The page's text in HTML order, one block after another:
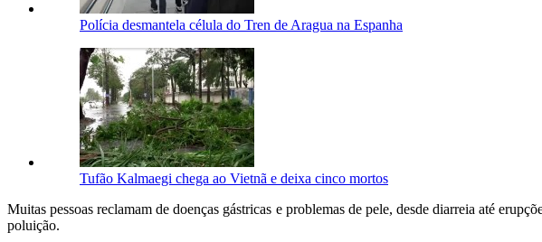
Polícia desmantela célula do Tren de Aragua na Espanha
Tufão Kalmaegi chega ao Vietnã e deixa cinco mortos
Muitas pessoas reclamam de doenças gástricas e problemas de pele, desde diarreia até
poluição.